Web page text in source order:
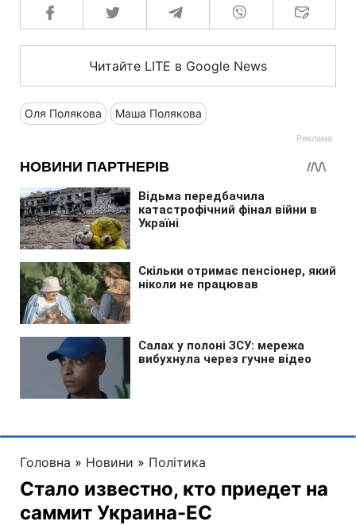
Читайте LITE в Google News
Оля Полякова Маша Полякова
Головна » Новини » Політика
Стало известно, кто приедет на
саммит Украина-ЕС